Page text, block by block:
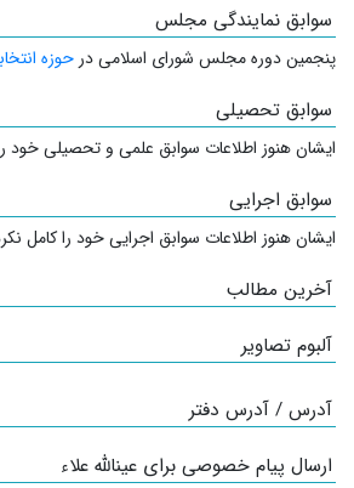
سوابق نمایندگی مجلس
پنجمین دوره مجلس شورای اسلامی در حوزه
سوابق تحصیلی
ایشان هنوز اطلاعات سوابق علمی و تحصیلی خود
سوابق اجرایی
ایشان هنوز اطلاعات سوابق اجرایی خود را کامل
آخرین مطالب
آلبوم تصاویر
آدرس / آدرس دفتر
ارسال پیام خصوصی برای عینالله علاء